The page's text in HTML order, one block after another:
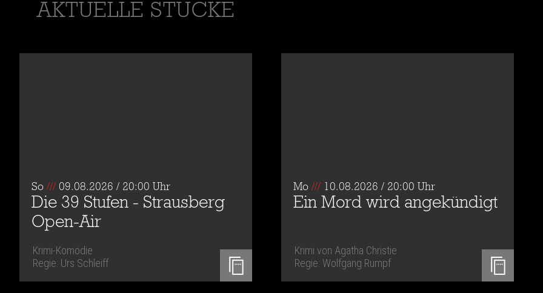
AKTUELLE STÜCKE
So ///09.08.2026 / 20:00 Uhr
Die 39 Stufen - Strausberg
Open-Air
Krimi-Komödie
Regie: Urs Schleiff
Mo ///10.08.2026 / 20:00 Uhr
Ein Mord wird angekündigt
Krimi von Agatha Christie
Regie: Wolfgang Rumpf